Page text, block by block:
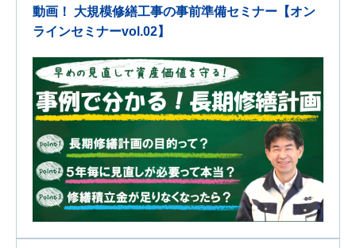
動画！ 大規模修繕工事の事前準備セミナー【オン
ラインセミナーvol.02】